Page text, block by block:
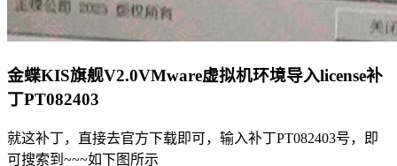
金蝶KIS旗舰V2.0VMware虚拟机环境导入license补
丁PT082403
就这补丁，直接去官方下载即可，输入补丁PT082403号，即
可搜索到~~~如下图所示